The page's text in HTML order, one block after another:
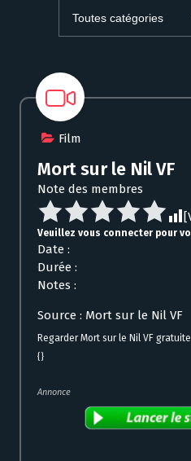
Film
Mort sur le Nil VF
Note des membres
Veuillez vous connecter pour
Date :
Durée :
Notes :
Source : Mort sur le Nil VF
Regarder Mort sur le Nil VF
{}
Annonce